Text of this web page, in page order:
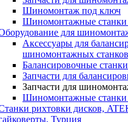
Шиномонтаж под ключ
Шиномонтажные станки
для
Аксессуары для
шиномонтажных
Балансировочные
Запчасти для
Запчасти для
Шиномонтажные
рихтовки дисков,
Турция